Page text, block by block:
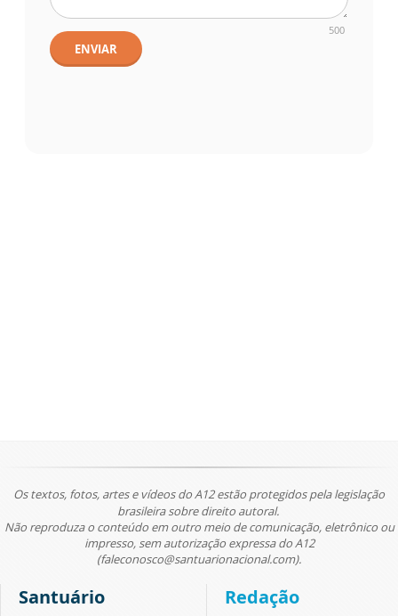
500
ENVIAR
Os textos, fotos, artes e vídeos do A12 estão protegidos pela legislação
brasileira sobre direito autoral.
Não reproduza o conteúdo em outro meio de comunicação, eletrônico ou
impresso, sem autorização expressa do A12
(faleconosco@santuarionacional.com).
Santuário Redação